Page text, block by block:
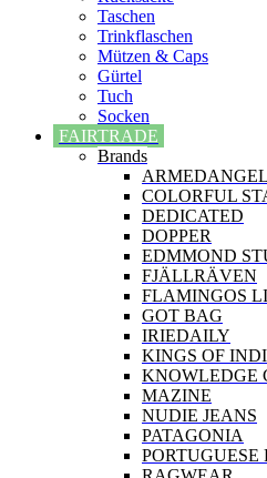
Taschen
Trinkflaschen
Mützen & Caps
Gürtel
Tuch
Socken
FAIRTRADE
Brands
COLORFUL
DEDICATED
DOPPER
EDMMOND
FJÄLLRÄVEN
FLAMINGOS
GOT BAG
IRIEDAILY
KINGS OF
KNOWLEDGE
MAZINE
NUDIE JEANS
PATAGONIA